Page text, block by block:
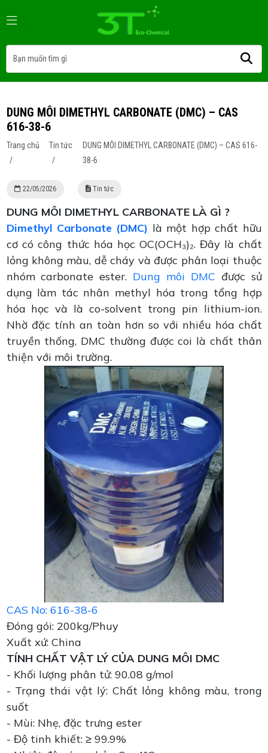
DUNG MÔI DIMETHYL CARBONATE (DMC) – CAS
616-38-6
Trang chủ
/
Tin tức
/
DUNG MÔI DIMETHYL CARBONATE (DMC) – CAS 616-
38-6
22/05/2026 Tin tức
DUNG MÔI DIMETHYL CARBONATE LÀ GÌ ?
Dimethyl Carbonate (DMC) là một hợp chất hữu
cơ có công thức hóa học OC(OCH₃)₂. Đây là chất
lỏng không màu, dễ cháy và được phân loại thuộc
nhóm carbonate ester. Dung môi DMC được sử
dụng làm tác nhân methyl hóa trong tổng hợp
hóa học và là co-solvent trong pin lithium-ion.
Nhờ đặc tính an toàn hơn so với nhiều hóa chất
truyền thống, DMC thường được coi là chất thân
thiện với môi trường.
CAS No: 616-38-6
Đóng gói: 200kg/Phuy
Xuất xứ: China
TÍNH CHẤT VẬT LÝ CỦA DUNG MÔI DMC
- Khối lượng phân tử: 90.08 g/mol
- Trạng thái vật lý: Chất lỏng không màu, trong
suốt
- Mùi: Nhẹ, đặc trưng ester
- Độ tinh khiết: ≥ 99.9%